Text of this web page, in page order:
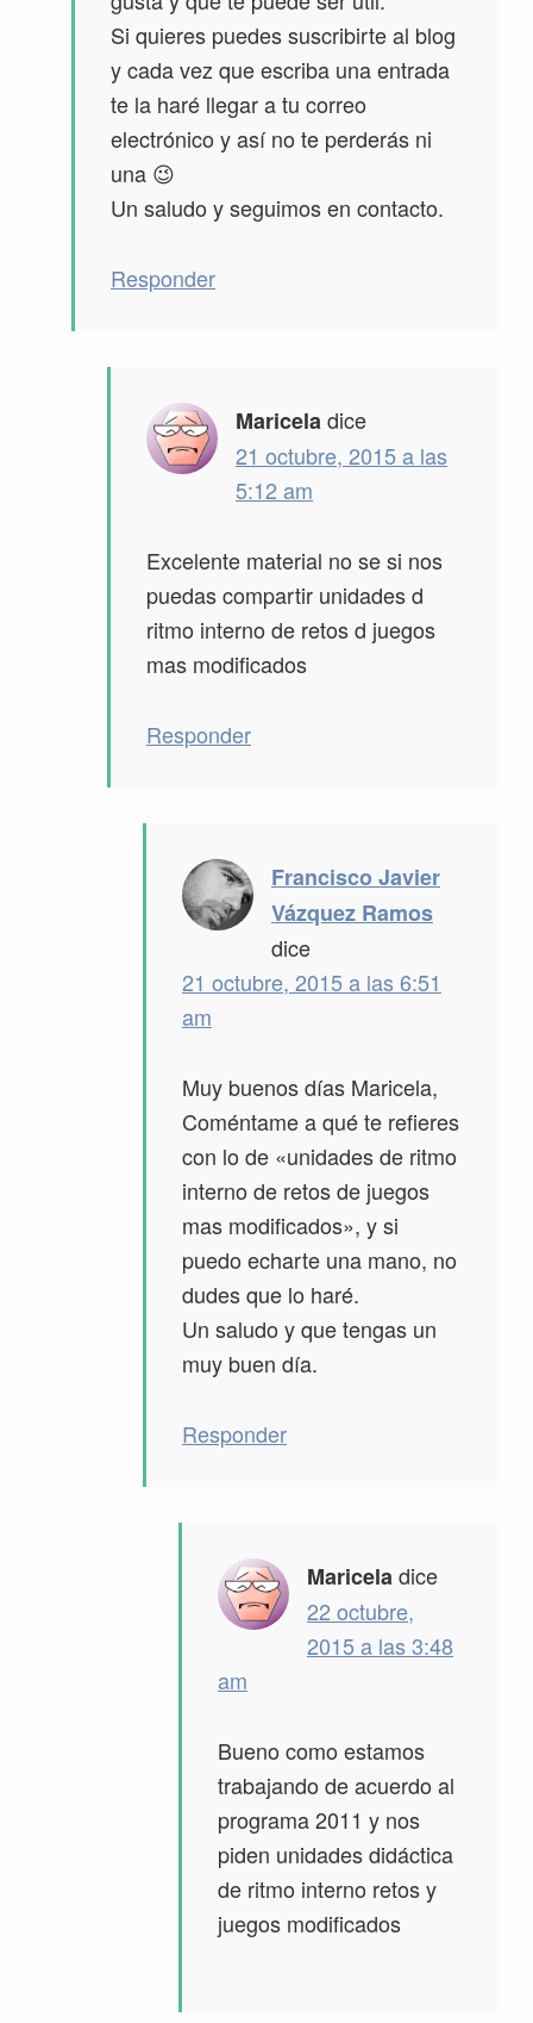
Si quieres puedes suscribirte al blog
y cada vez que escriba una entrada
te la haré llegar a tu correo
electrónico y así no te perderás ni
una 😉
Un saludo y seguimos en contacto.
Responder
Mariceladice
21 octubre, 2015 a las
5:12 am
Excelente material no se si nos
puedas compartir unidades d
ritmo interno de retos d juegos
mas modificados
Responder
Francisco Javier
Vázquez Ramos
dice
21 octubre, 2015 a las 6:51
am
Muy buenos días Maricela,
Coméntame a qué te refieres
con lo de «unidades de ritmo
interno de retos de juegos
mas modificados», y si
puedo echarte una mano, no
dudes que lo haré.
Un saludo y que tengas un
muy buen día.
Responder
Mariceladice
22 octubre,
2015 a las 3:48
am
Bueno como estamos
trabajando de acuerdo al
programa 2011 y nos
piden unidades didáctica
de ritmo interno retos y
juegos modificados